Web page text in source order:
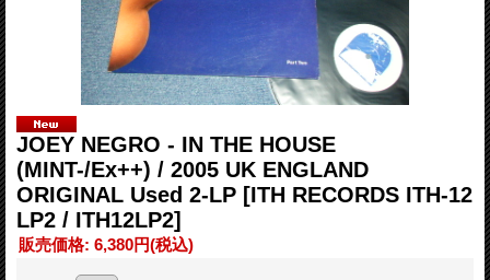
JOEY NEGRO - IN THE HOUSE
(MINT-/Ex++) / 2005 UK ENGLAND
ORIGINAL Used 2-LP [ITH RECORDS ITH-12
LP2 / ITH12LP2]
販売価格: 6,380円(税込)